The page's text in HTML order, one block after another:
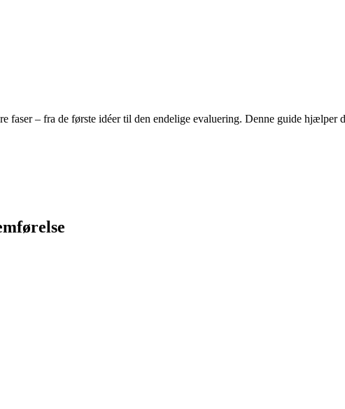
– fra de første idéer til den endelige evaluering. Denne guide hjælper